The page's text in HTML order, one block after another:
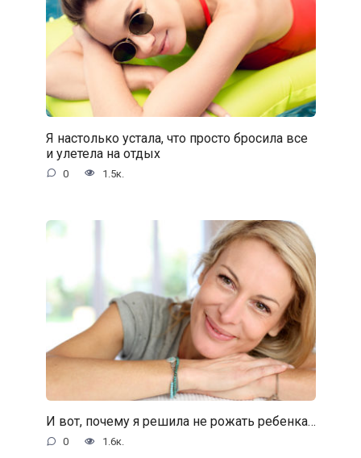
Я настолько устала, что просто бросила все
и улетела на отдых
0 1.5к.
И вот, почему я решила не рожать ребенка…
0 1.6к.